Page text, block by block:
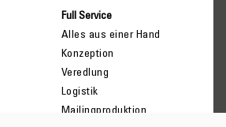
Full Service
Alles aus einer Hand
Konzeption
Veredlung
Logistik
Mailingproduktion